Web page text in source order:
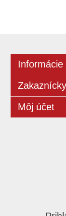
Informácie
Môj účet